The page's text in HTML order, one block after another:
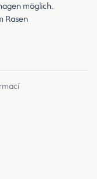
möglich.
Rasen